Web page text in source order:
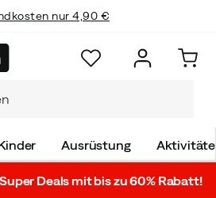
nur 4,90 €
Ausrüstung
Deals mit bis zu 60% Rabatt!